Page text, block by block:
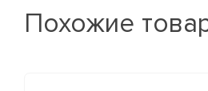
Похожие